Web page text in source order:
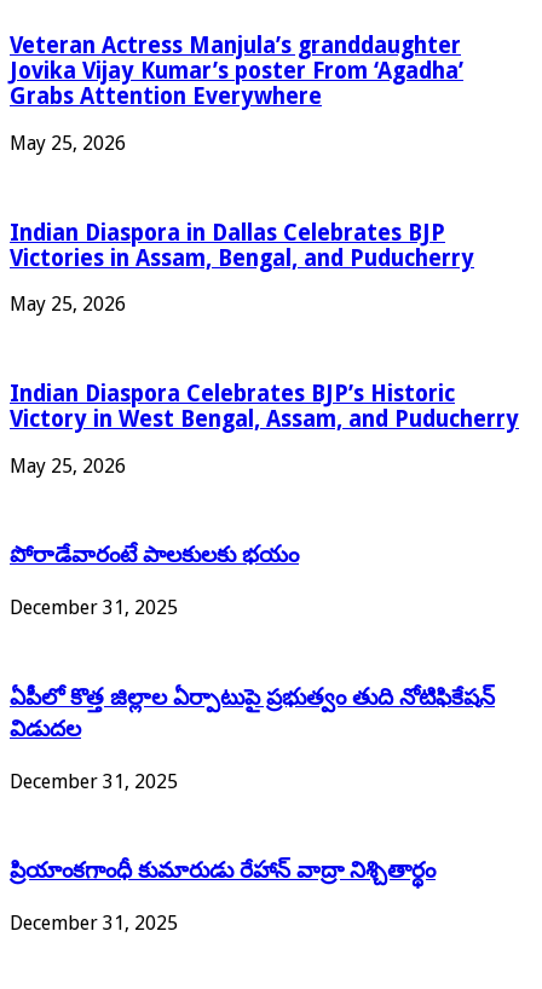
Veteran Actress Manjula’s granddaughter
Jovika Vijay Kumar’s poster From ‘Agadha’
Grabs Attention Everywhere
May 25, 2026
Indian Diaspora in Dallas Celebrates BJP
Victories in Assam, Bengal, and Puducherry
May 25, 2026
Indian Diaspora Celebrates BJP’s Historic
Victory in West Bengal, Assam, and Puducherry
May 25, 2026
పోరాడేవారంటే పాలకులకు భయం
December 31, 2025
ఏపీలో కొత్త జిల్లాల ఏర్పాటుపై ప్రభుత్వం తుది నోటిఫికేషన్
విడుదల
December 31, 2025
ప్రియాంకగాంధీ కుమారుడు రేహాన్ వాద్రా నిశ్చితార్థం
December 31, 2025